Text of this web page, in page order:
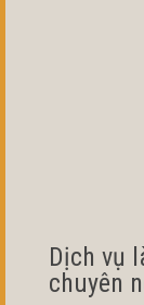
Dịch vụ
chuyên